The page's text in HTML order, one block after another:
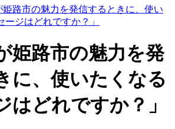
姫路市の魅力を発信するときに、使い
ージはどれですか？」
姫路市の魅力を発
に、使いたくなる
はどれですか？」